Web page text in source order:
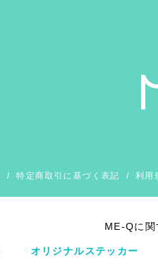
/特定商取引に基づく表記 / 利用
ME-Qに関
オリジナルステッカー